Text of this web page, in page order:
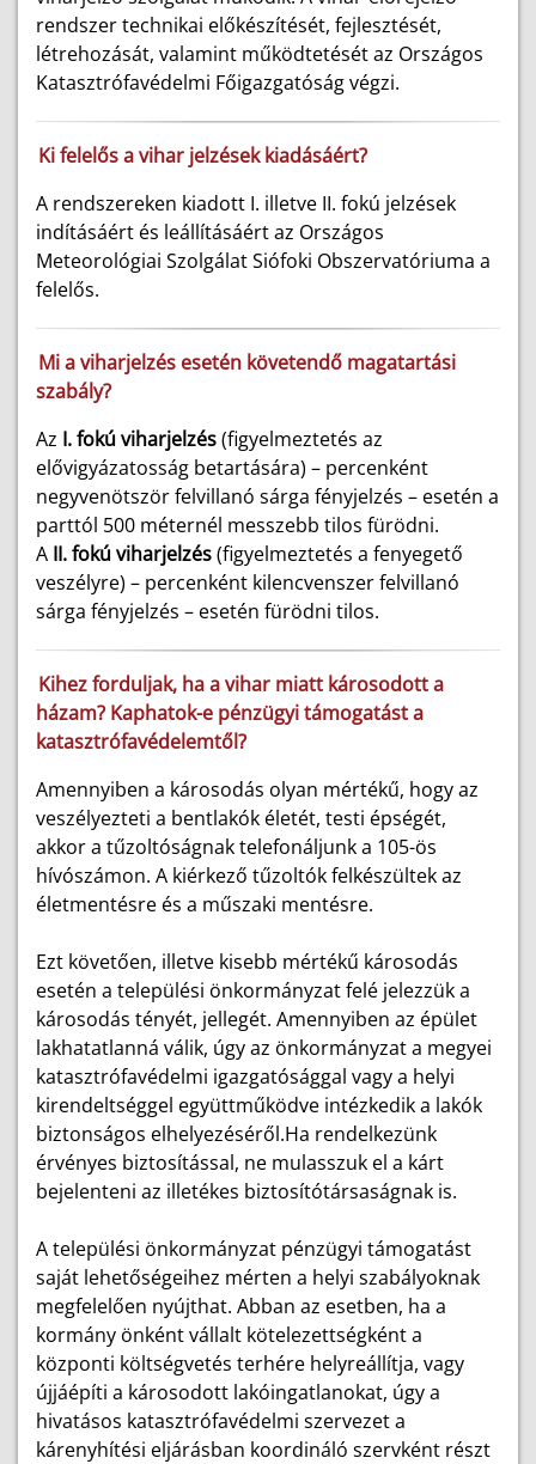
rendszer technikai előkészítését, fejlesztését,
létrehozását, valamint működtetését az Országos
Katasztrófavédelmi Főigazgatóság végzi.
Ki felelős a vihar jelzések kiadásáért?
A rendszereken kiadott I. illetve II. fokú jelzések
indításáért és leállításáért az Országos
Meteorológiai Szolgálat Siófoki Obszervatóriuma a
felelős.
Mi a viharjelzés esetén követendő magatartási
szabály?
Az I. fokú viharjelzés(figyelmeztetés az
elővigyázatosság betartására) – percenként
negyvenötször felvillanó sárga fényjelzés – esetén a
parttól 500 méternél messzebb tilos fürödni.
A II. fokú viharjelzés(figyelmeztetés a fenyegető
veszélyre) – percenként kilencvenszer felvillanó
sárga fényjelzés – esetén fürödni tilos.
Kihez forduljak, ha a vihar miatt károsodott a
házam? Kaphatok-e pénzügyi támogatást a
katasztrófavédelemtől?
Amennyiben a károsodás olyan mértékű, hogy az
veszélyezteti a bentlakók életét, testi épségét,
akkor a tűzoltóságnak telefonáljunk a 105-ös
hívószámon. A kiérkező tűzoltók felkészültek az
életmentésre és a műszaki mentésre.
Ezt követően, illetve kisebb mértékű károsodás
esetén a települési önkormányzat felé jelezzük a
károsodás tényét, jellegét. Amennyiben az épület
lakhatatlanná válik, úgy az önkormányzat a megyei
katasztrófavédelmi igazgatósággal vagy a helyi
kirendeltséggel együttműködve intézkedik a lakók
biztonságos elhelyezéséről.Ha rendelkezünk
érvényes biztosítással, ne mulasszuk el a kárt
bejelenteni az illetékes biztosítótársaságnak is.
A települési önkormányzat pénzügyi támogatást
saját lehetőségeihez mérten a helyi szabályoknak
megfelelően nyújthat. Abban az esetben, ha a
kormány önként vállalt kötelezettségként a
központi költségvetés terhére helyreállítja, vagy
újjáépíti a károsodott lakóingatlanokat, úgy a
hivatásos katasztrófavédelmi szervezet a
kárenyhítési eljárásban koordináló szervként részt